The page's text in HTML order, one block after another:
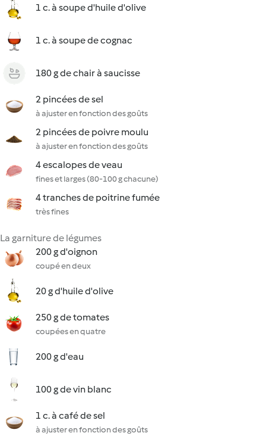
1 c. à soupe d'huile d'olive
1 c. à soupe de cognac
180 g de chair à saucisse
2 pincées de sel
à ajuster en fonction des goûts
2 pincées de poivre moulu
à ajuster en fonction des goûts
4 escalopes de veau
fines et larges (80-100 g chacune)
4 tranches de poitrine fumée
très fines
La garniture de légumes
200 g d'oignon
coupé en deux
20 g d'huile d'olive
250 g de tomates
coupées en quatre
200 g d'eau
100 g de vin blanc
1 c. à café de sel
à ajuster en fonction des goûts